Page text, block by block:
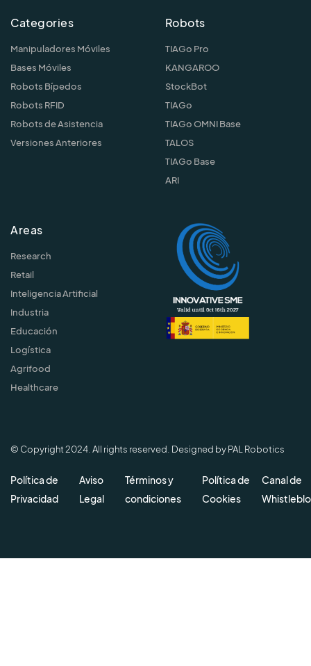
Categories
Manipuladores Móviles
Bases Móviles
Robots Bípedos
Robots RFID
Robots de Asistencia
Versiones Anteriores
Robots
TIAGo Pro
KANGAROO
StockBot
TIAGo
TIAGo OMNI Base
TALOS
TIAGo Base
ARI
Areas
Research
Retail
Inteligencia Artificial
Industria
Educación
Logística
Agrifood
Healthcare
© Copyright 2024. All rights reserved. Designed by PAL Robotics
Política de
Privacidad
Aviso
Legal
Términos y
condiciones
Política de
Cookies
Canal de